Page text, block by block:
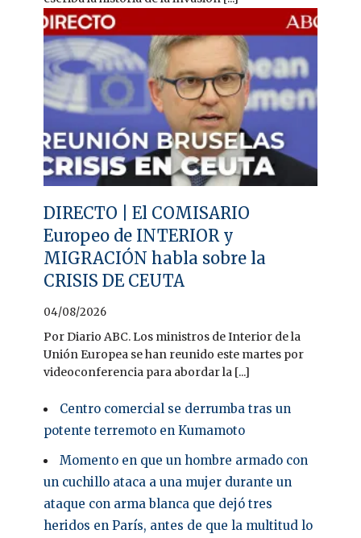
DIRECTO | El COMISARIO
Europeo de INTERIOR y
MIGRACIÓN habla sobre la
CRISIS DE CEUTA
04/08/2026
Por Diario ABC. Los ministros de Interior de la
Unión Europea se han reunido este martes por
videoconferencia para abordar la [...]
Centro comercial se derrumba tras un
potente terremoto en Kumamoto
Momento en que un hombre armado con
un cuchillo ataca a una mujer durante un
ataque con arma blanca que dejó tres
heridos en París, antes de que la multitud lo